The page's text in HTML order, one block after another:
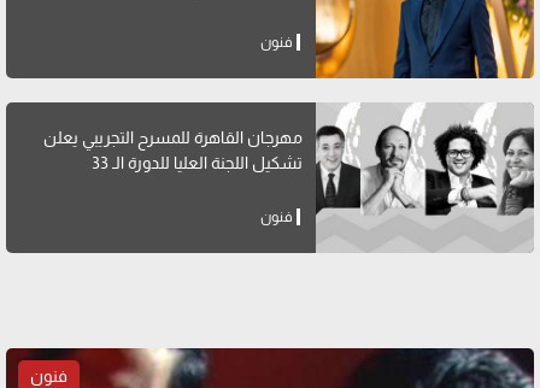
فنون
مهرجان القاهرة للمسرح التجريبي يعلن
تشكيل اللجنة العليا للدورة الـ 33
فنون
فنون